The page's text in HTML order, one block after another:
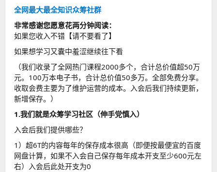
全网最大最全知识众筹社群
非常感谢您愿意花两分钟阅读：
如果您收入不错【请不要看了】
如果想学习又囊中羞涩继续往下看
（我们收录了全网热门课程2000多个，合计总价值超50万
元。100万本电子书，合计总价值50多万。全部免费分享。
收取会费主要为了维护运营的成本。入会后我们持续更新，
新增保存。）
1.我们就是众筹学习社区（伸手党慎入）
入会后我们提供哪些？
1）超6T的内容每年的保存成本很高（即便按最便宜的百度
网盘计算，如果不入会自己保存每年成本开支至少600元左
右）入会后此处开支为0